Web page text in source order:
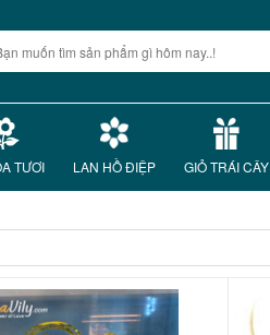
TƯƠI LAN HỒ ĐIỆP GIỎ TRÁI CÂY